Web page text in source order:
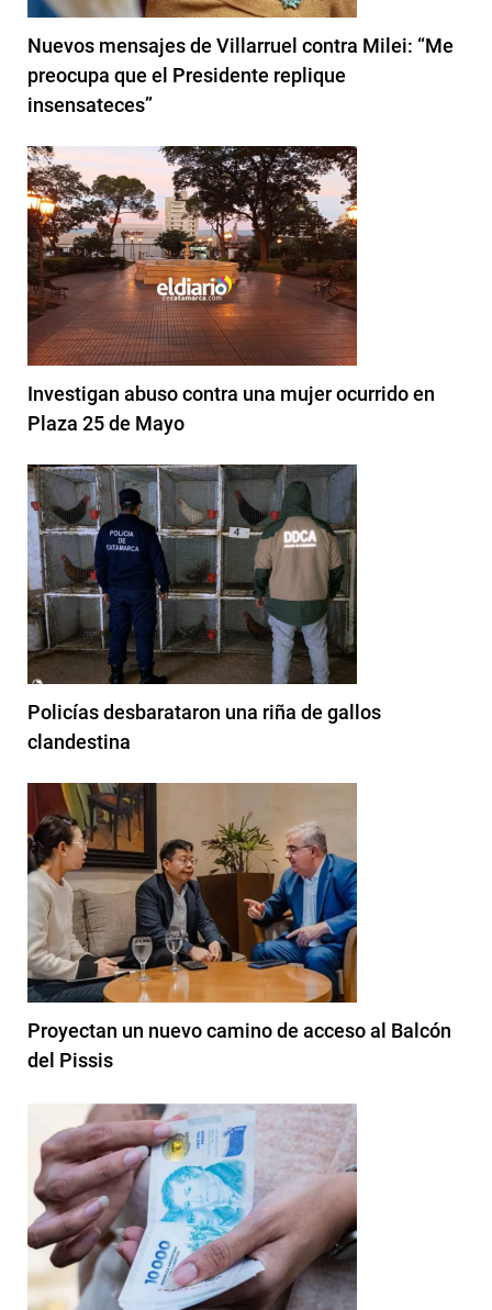
Nuevos mensajes de Villarruel contra Milei: “Me
preocupa que el Presidente replique
insensateces”
Investigan abuso contra una mujer ocurrido en
Plaza 25 de Mayo
Policías desbarataron una riña de gallos
clandestina
Proyectan un nuevo camino de acceso al Balcón
del Pissis